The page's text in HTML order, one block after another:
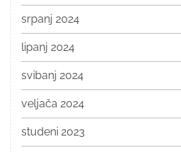
srpanj 2024
lipanj 2024
svibanj 2024
veljača 2024
studeni 2023